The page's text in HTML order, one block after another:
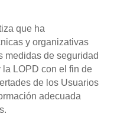
que ha
y organizativas
medidas de seguridad
LOPD con el fin de
de los Usuarios
adecuada